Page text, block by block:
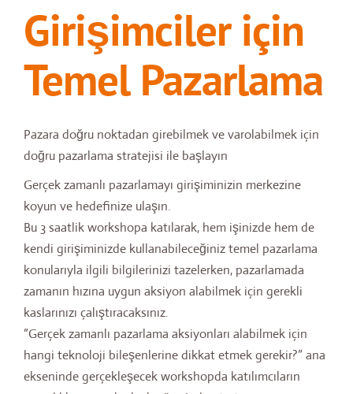
Girişimciler için
Temel Pazarlama
Pazara doğru noktadan girebilmek ve varolabilmek için
doğru pazarlama stratejisi ile başlayın
Gerçek zamanlı pazarlamayı girişiminizin merkezine
koyun ve hedefinize ulaşın.
Bu 3 saatlik workshopa katılarak, hem işinizde hem de
kendi girişiminizde kullanabileceğiniz temel pazarlama
konularıyla ilgili bilgilerinizi tazelerken, pazarlamada
zamanın hızına uygun aksiyon alabilmek için gerekli
kaslarınızı çalıştıracaksınız.
“Gerçek zamanlı pazarlama aksiyonları alabilmek için
hangi teknoloji bileşenlerine dikkat etmek gerekir?” ana
ekseninde gerçekleşecek workshopda katılımcıların